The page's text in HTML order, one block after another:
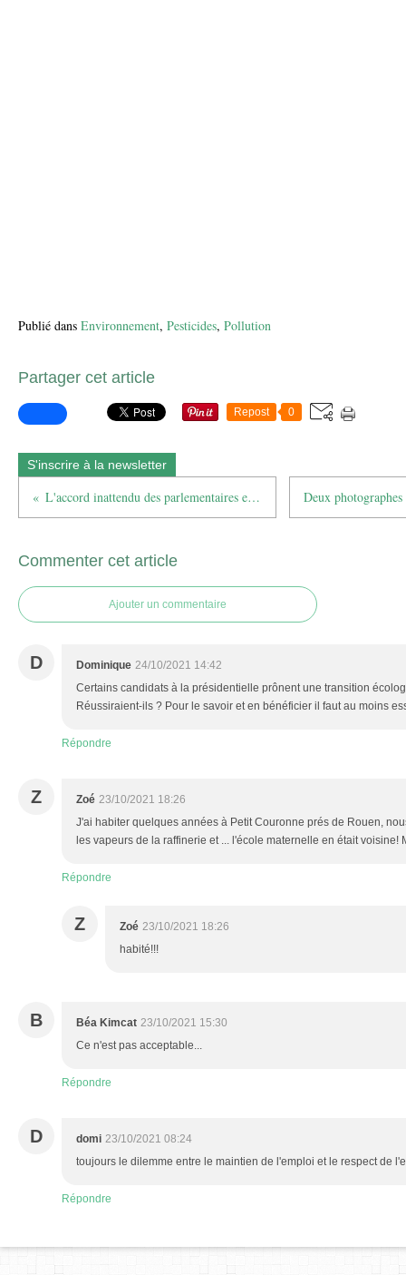
Publié dans Environnement, Pesticides, Pollution
Partager cet article
Repost 0
S'inscrire à la newsletter
L'accord inattendu des parlementaires en matière de protection animale
Commenter cet article
Ajouter un commentaire
D Dominique 24/10/2021 14:42
Certains candidats à la présidentielle prônent une transition
Réussiraient-ils ? Pour le savoir et en bénéficier il faut au moins
Répondre
Z Zoé 23/10/2021 18:26
J'ai habiter quelques années à Petit Couronne prés de Rouen,
les vapeurs de la raffinerie et ... l'école maternelle en était voisine!
Répondre
Z Zoé 23/10/2021 18:26
habité!!!
B Béa Kimcat 23/10/2021 15:30
Ce n'est pas acceptable...
Répondre
D domi 23/10/2021 08:24
toujours le dilemme entre le maintien de l'emploi et le respect de
Répondre